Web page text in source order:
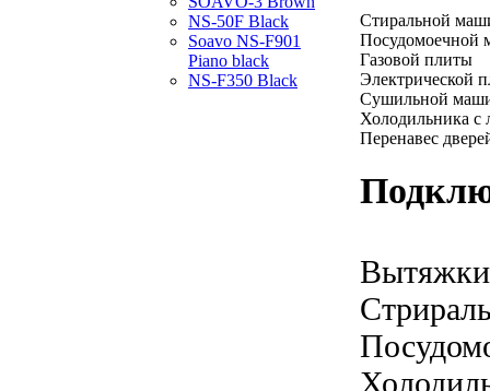
NS-50F Black
Soavo NS-F901
Piano black
NS-F350 Black
Стиральной
Посудомоечной
Газовой плиты
Электрической
Сушильной
Холодильника с
Перенавес
Вытяжки